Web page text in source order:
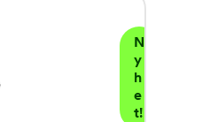
N
y
h
e
t!